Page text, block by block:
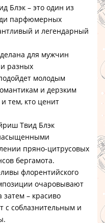
Блэк – это один из
парфюмерных
и легендарный
для мужчин
разных
молодым
и дерзким
тем, кто ценит
Твид Блэк
пряно-цитрусовых
бергамота.
флорентийского
очаровывают
– красиво
с соблазнительным и